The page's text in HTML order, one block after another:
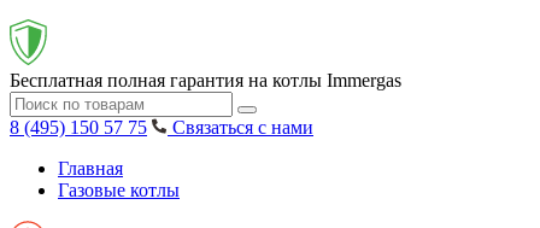
Бесплатная полная гарантия на котлы Immergas
8 (495) 150 57 75
Связаться с нами
Главная
Газовые котлы